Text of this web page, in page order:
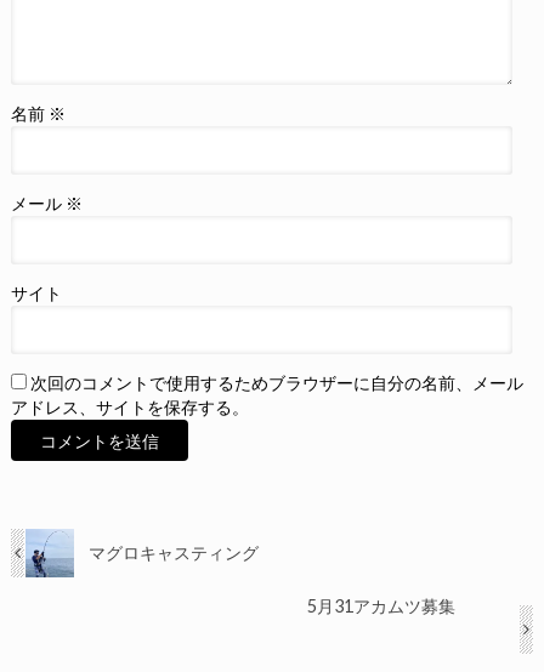
名前 ※
メール ※
サイト
次回のコメントで使用するためブラウザーに自分の名前、メール
アドレス、サイトを保存する。
マグロキャスティング
5月31アカムツ募集